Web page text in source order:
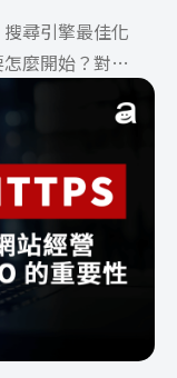
尋引擎最佳化
麼開始？對於